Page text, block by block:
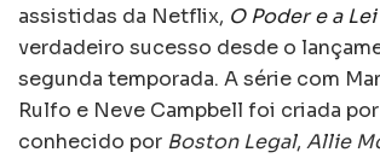
assistidas da Netflix, O Poder e a Lei
verdadeiro sucesso desde o
segunda temporada. A série com
Rulfo e Neve Campbell foi criada por
conhecido por Boston Legal, Allie